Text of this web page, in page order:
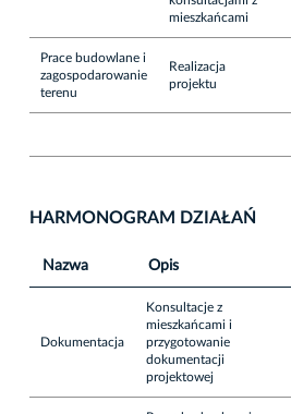
mieszkańcami
Prace budowlane i
zagospodarowanie
terenu
Realizacja
projektu
HARMONOGRAM DZIAŁAŃ
Nazwa Opis
Dokumentacja
Konsultacje z
mieszkańcami i
przygotowanie
dokumentacji
projektowej